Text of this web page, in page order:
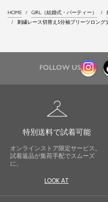
HOME GIRL（結婚式・パーティー）
刺繍レース切替え5分袖プリーツロング
FOLLOW US
checkroom
特別送料で試着可能
オンラインストア限定サービス。
試着返品が集荷手配でスムーズ
に。
LOOK AT